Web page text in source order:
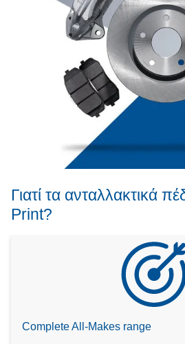
Γιατί τα ανταλλακτικά
Print?
Complete All-Makes range